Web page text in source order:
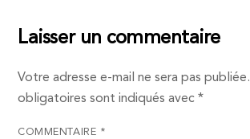
Laisser un commentaire
Votre adresse e-mail ne sera pas publiée.
obligatoires sont indiqués avec*
COMMENTAIRE *